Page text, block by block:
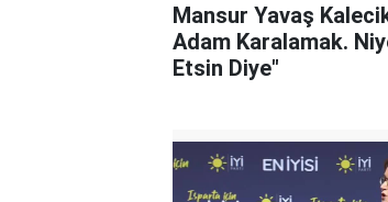
Mansur Yavaş
Adam Karalamak.
Etsin Diye"